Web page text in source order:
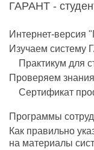
ГАРАНТ -
Интернет-версия
Изучаем систему
Практикум для
Проверяем
Сертификат
Программы
Как правильно
на материалы